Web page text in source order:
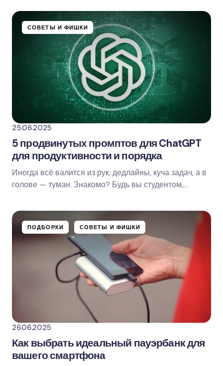
Оставить комментарий
СОВЕТЫ И ФИШКИ
25.06.2025
5 продвинутых промптов для ChatGPT
для продуктивности и порядка
Иногда всё валится из рук: дедлайны, куча задач, а в
голове — туман. Знакомо? Будь вы студентом,
ПОДБОРКИ СОВЕТЫ И ФИШКИ
26.06.2025
Как выбрать идеальный пауэрбанк для
вашего смартфона